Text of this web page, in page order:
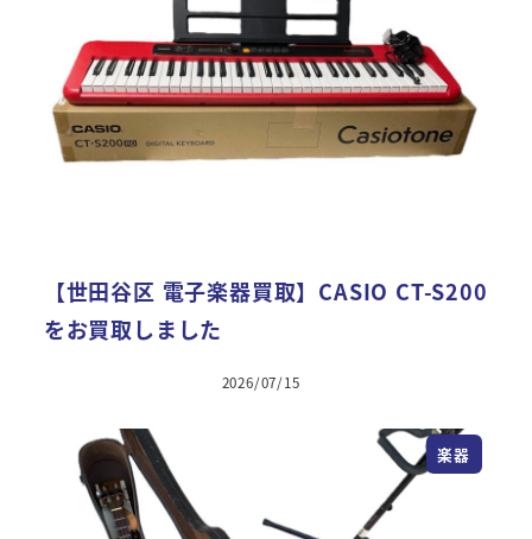
【世田谷区 電子楽器買取】CASIO CT-S200
をお買取しました
2026/07/15
楽器